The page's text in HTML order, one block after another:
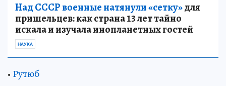
Над СССР военные натянули «сетку»для
пришельцев: как страна 13 лет тайно
искала и изучала инопланетных гостей
НАУКА
• Рутюб